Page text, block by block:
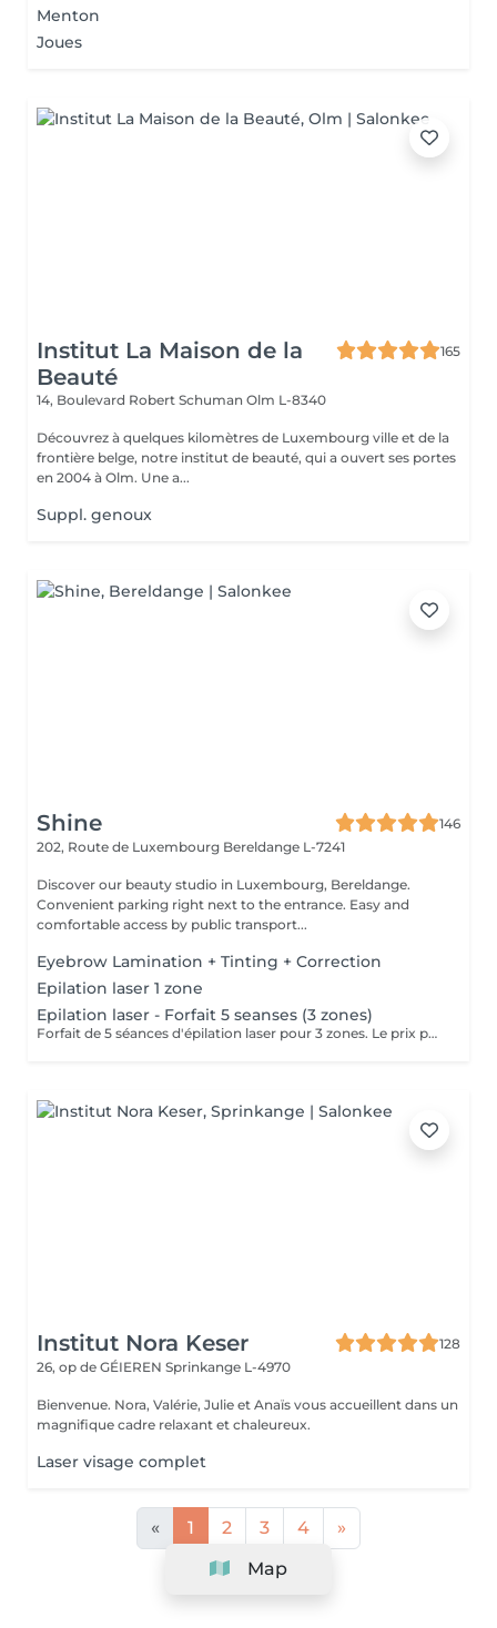
Menton
Joues
Institut La Maison de la
Beauté
165
14, Boulevard Robert Schuman Olm L-8340
Découvrez à quelques kilomètres de Luxembourg ville et de la
frontière belge, notre institut de beauté, qui a ouvert ses portes
en 2004 à Olm. Une a...
Suppl. genoux
Shine
146
202, Route de Luxembourg Bereldange L-7241
Discover our beauty studio in Luxembourg, Bereldange.
Convenient parking right next to the entrance. Easy and
comfortable access by public transport...
Eyebrow Lamination + Tinting + Correction
Epilation laser 1 zone
Epilation laser - Forfait 5 seanses (3 zones)
Forfait de 5 séances d'épilation laser pour 3 zones. Le prix par séance dans le forfait est de 75 € au lieu de 98 €. En achetant le forfait, vous économisez 23 € par séance, soit 115 € au total. Les séances sont à planifier selon les disponibilités.
Institut Nora Keser
128
26, op de GÉIEREN Sprinkange L-4970
Bienvenue. Nora, Valérie, Julie et Anaïs vous accueillent dans un
magnifique cadre relaxant et chaleureux.
Laser visage complet
« 1 2 3 4
»
Map